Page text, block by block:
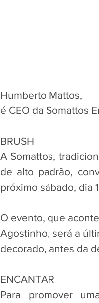
Humberto Mattos,
é CEO da Somattos
BRUSH
A Somattos,
de alto padrão,
próximo sábado, dia
O evento, que
Agostinho, será a
decorado, antes da
ENCANTAR
Para promover